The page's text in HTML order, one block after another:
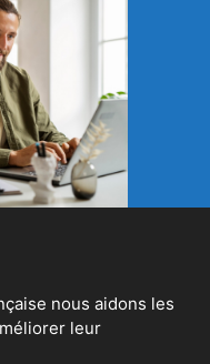
nous aidons les
leur